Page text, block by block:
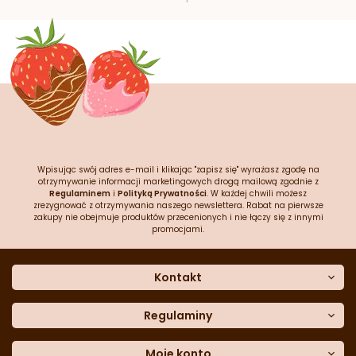
Wpisując swój adres e-mail i klikając "zapisz się" wyrażasz zgodę na
otrzymywanie informacji marketingowych drogą mailową zgodnie z
Regulaminem i Polityką Prywatności. W każdej chwili możesz
zrezygnować z otrzymywania naszego newslettera. Rabat na pierwsze
zakupy nie obejmuje produktów przecenionych i nie łączy się z innymi
promocjami.
Kontakt
Dane kontaktowe
Często zadawane pytania
Sklep stacjonarny
Regulaminy
Polityka prywatności